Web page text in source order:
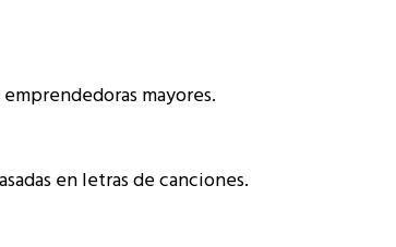
mayores.
en letras de canciones.